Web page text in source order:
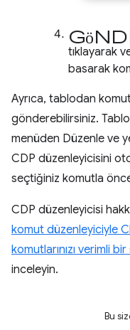
tıklayarak
basarak
Ayrıca, tablodan
gönderebilirsiniz.
menüden Düzenle ve
CDP düzenleyicisini
seçtiğiniz komutla
CDP düzenleyicisi
komut düzenleyiciyle
komutlarınızı verimli
inceleyin.
Bu